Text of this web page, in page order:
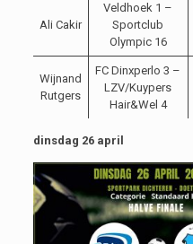
Ali Cakir
Veldhoek 1 –
Sportclub
Olympic 16
Wijnand
Rutgers
FC Dinxperlo 3 –
LZV/Kuypers
Hair&Wel 4
dinsdag 26 april